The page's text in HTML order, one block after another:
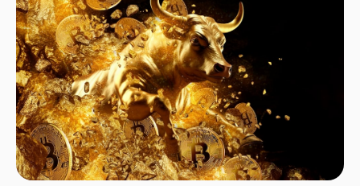
공식적인 연결은 허용되지 않는다. 이들 기업들은 암호화폐 지지 입장을
표명한 후보를 물색하고 있는 것으로 알려졌다.페어셰이크PAC이 모집한
자금은 정당이 직접 모금한 금액보다 큰 액수다. 마이크 존슨 하원의장이
이끄는 보수진영 PAC ‘의회리더십펀드(the Congressional Leadership
Fund)’는 8400만달러를, 상원공화당원이 이끄는 상원리더십펀드(the
Senate Leadership Fund)는 6400만달러를 모금했다. 민주당 계열
하원다수당PAC은 올해 광고비로 1억8600만달러를 지출한다고 밝혔지만,
연방선거관리위원회 기록에 따르면 현재까지 모인 기부금은 8600만달러다.
페어셰이크PAC 자금은 11월 대선을 앞두고 양원(468석) 의원에 각각
30만달러를 지원할 수 있는 규모다. 다만 페어셰이크PAC은 상세 운영 계획은
공개하지 않았다. 코인베이스는 “하원과 상원은 암호화폐 법안이 통과될 때